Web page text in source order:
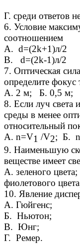
Г. среди ответов
6. Условие
соотношением
А.
В. d=(2k-
7. Оптическая
определите фокус
А. 2 м; Б. 0,5 м;
8. Если луч света
среды в менее
относительный
А. n=V1 /V2; Б.
9. Наименьшую
веществе имеет
А. зеленого
фиолетового
10. Явление
А. Гюйгенс;
Б. Ньютон;
В. Юнг;
Г. Ремер.